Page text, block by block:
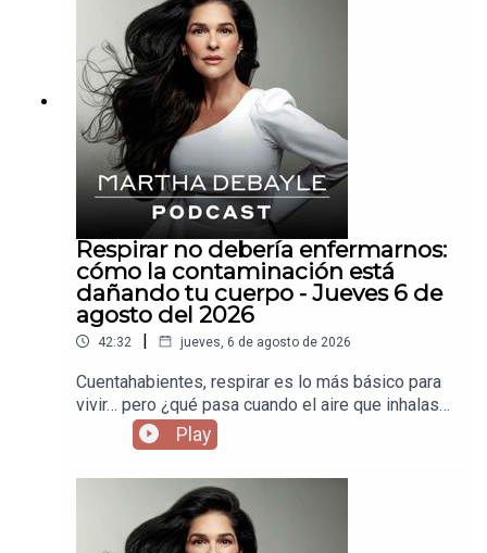
Respirar no debería enfermarnos:
cómo la contaminación está
dañando tu cuerpo - Jueves 6 de
agosto del 2026
42:32 | jueves, 6 de agosto de 2026
Cuentahabientes, respirar es lo más básico para
vivir… pero ¿qué pasa cuando el aire que inhalas
te está enfermando sin que te des cuenta? Hoy
vamos a hablar de cómo la contaminación está
pulmones hasta el cerebro— y por qué esto no es
solo un tema ambiental, es un tema de salud
urgente.
Play